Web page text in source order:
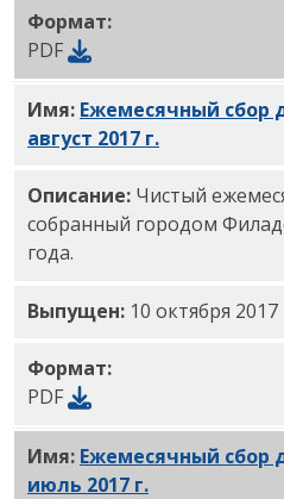
Формат:
PDF
Имя: Ежемесячный сбор
август 2017 г.PDF
Описание: Чистый
собранный городом
года.
Выпущен: 10 октября 2017
Формат:
PDF
Имя: Ежемесячный сбор
июль 2017 г.PDF